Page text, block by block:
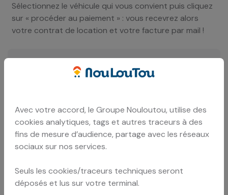
Sélectionnez le véhicule qui vous convient puis cliquez
sur « procéder au paiement » : vous recevrez alors
votre contrat de location et votre facture par mail !
Quel est le montant de la caution ?
Quelles sont les conditions pour louer une
voiture de location ?
Avec votre accord, le Groupe Nouloutou, utilise des
cookies analytiques, tags et autres traceurs à des
fins de mesure d’audience, partage avec les réseaux
sociaux sur nos services.
Seuls les cookies/traceurs techniques seront
déposés et lus sur votre terminal.